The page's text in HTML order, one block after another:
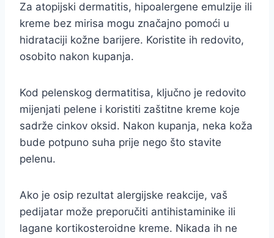
Za atopijski dermatitis, hipoalergene emulzije ili
kreme bez mirisa mogu značajno pomoći u
hidrataciji kožne barijere. Koristite ih redovito,
osobito nakon kupanja.
Kod pelenskog dermatitisa, ključno je redovito
mijenjati pelene i koristiti zaštitne kreme koje
sadrže cinkov oksid. Nakon kupanja, neka koža
bude potpuno suha prije nego što stavite
pelenu.
Ako je osip rezultat alergijske reakcije, vaš
pedijatar može preporučiti antihistaminike ili
lagane kortikosteroidne kreme. Nikada ih ne